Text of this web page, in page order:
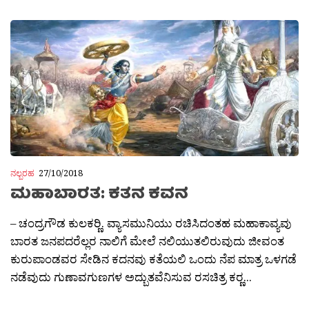
ನಲ್ಬರಹ 27/10/2018
ಮಹಾಬಾರತ: ಕತನ ಕವನ
– ಚಂದ್ರಗೌಡ ಕುಲಕರ‍್ಣಿ. ವ್ಯಾಸಮುನಿಯು ರಚಿಸಿದಂತಹ ಮಹಾಕಾವ್ಯವು
ಬಾರತ ಜನಪದರೆಲ್ಲರ ನಾಲಿಗೆ ಮೇಲೆ ನಲಿಯುತಲಿರುವುದು ಜೀವಂತ
ಕುರುಪಾಂಡವರ ಸೇಡಿನ ಕದನವು ಕತೆಯಲಿ ಒಂದು ನೆಪ ಮಾತ್ರ ಒಳಗಡೆ
ನಡೆವುದು ಗುಣಾವಗುಣಗಳ ಅದ್ಬುತವೆನಿಸುವ ರಸಚಿತ್ರ ಕರ‍್ಣ...